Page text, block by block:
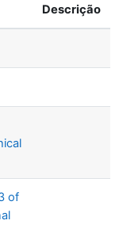
Descrição
of